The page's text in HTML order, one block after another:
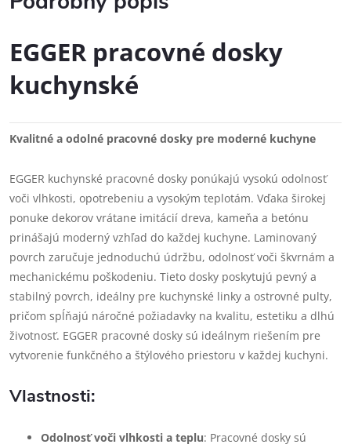
EGGER pracovné dosky
kuchynské
Kvalitné a odolné pracovné dosky pre moderné kuchyne
EGGER kuchynské pracovné dosky ponúkajú vysokú odolnosť
voči vlhkosti, opotrebeniu a vysokým teplotám. Vďaka širokej
ponuke dekorov vrátane imitácií dreva, kameňa a betónu
prinášajú moderný vzhľad do každej kuchyne. Laminovaný
povrch zaručuje jednoduchú údržbu, odolnosť voči škvrnám a
mechanickému poškodeniu. Tieto dosky poskytujú pevný a
stabilný povrch, ideálny pre kuchynské linky a ostrovné pulty,
pričom spĺňajú náročné požiadavky na kvalitu, estetiku a dlhú
životnosť. EGGER pracovné dosky sú ideálnym riešením pre
vytvorenie funkčného a štýlového priestoru v každej kuchyni.
Vlastnosti:
Odolnosť voči vlhkosti a teplu: Pracovné dosky sú